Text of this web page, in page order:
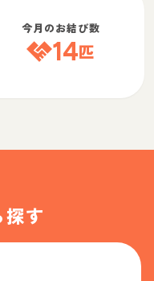
今月のお結び数
14匹
す